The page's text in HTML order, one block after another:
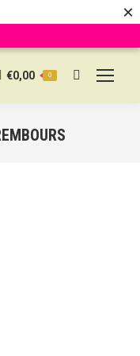
×
€0,00 0 Search: